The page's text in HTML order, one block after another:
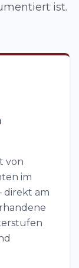
ist.
von
im
direkt am